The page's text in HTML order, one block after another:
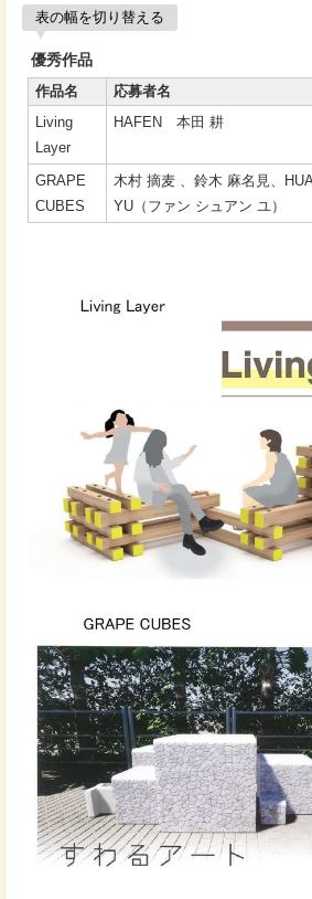
表の幅を切り替える
優秀作品
作品名
応募者名
Living
Layer
HAFEN 本田 耕
GRAPE
CUBES
木村 摘麦 、鈴木 麻名見、
YU（ファン シュアン ユ）